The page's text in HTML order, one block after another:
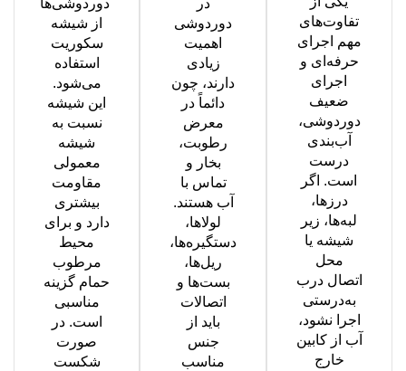
تفاوت‌های
مهم اجرای
حرفه‌ای و
اجرای
ضعیف
دوردوشی،
آب‌بندی
درست
است. اگر
درزها،
لبه‌ها، زیر
شیشه یا
محل
اتصال درب
به‌درستی
اجرا نشود،
آب از کابین
خارج
در
دوردوشی
اهمیت
زیادی
دارند، چون
دائماً در
معرض
رطوبت،
بخار و
تماس با
آب هستند.
لولاها،
دستگیره‌ها،
ریل‌ها،
بست‌ها و
اتصالات
باید از
جنس
مناسب
دوردوشی‌ها
از شیشه
سکوریت
استفاده
می‌شود.
این شیشه
نسبت به
شیشه
معمولی
مقاومت
بیشتری
دارد و برای
محیط
مرطوب
حمام گزینه
مناسبی
است. در
صورت
شکست